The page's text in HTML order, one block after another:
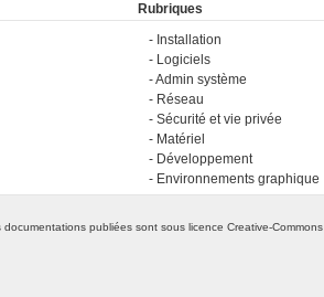
Rubriques
Installation
Logiciels
Admin système
Réseau
Sécurité et vie privée
Matériel
Développement
Environnements graphique
documentations publiées sont sous licenceCreative-Commons